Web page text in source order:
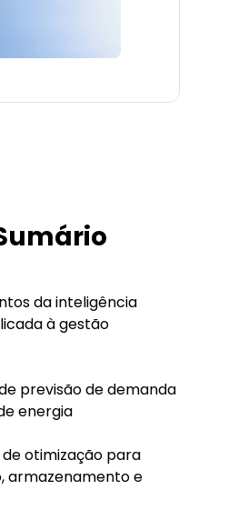
da inteligência
à gestão
previsão de demanda
energia
de otimização para
armazenamento e